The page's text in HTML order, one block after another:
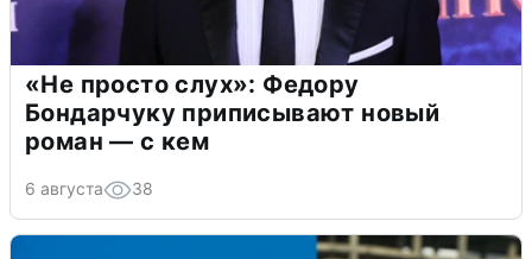
«Не просто слух»: Федору
Бондарчуку приписывают новый
роман — с кем
6 августа 38